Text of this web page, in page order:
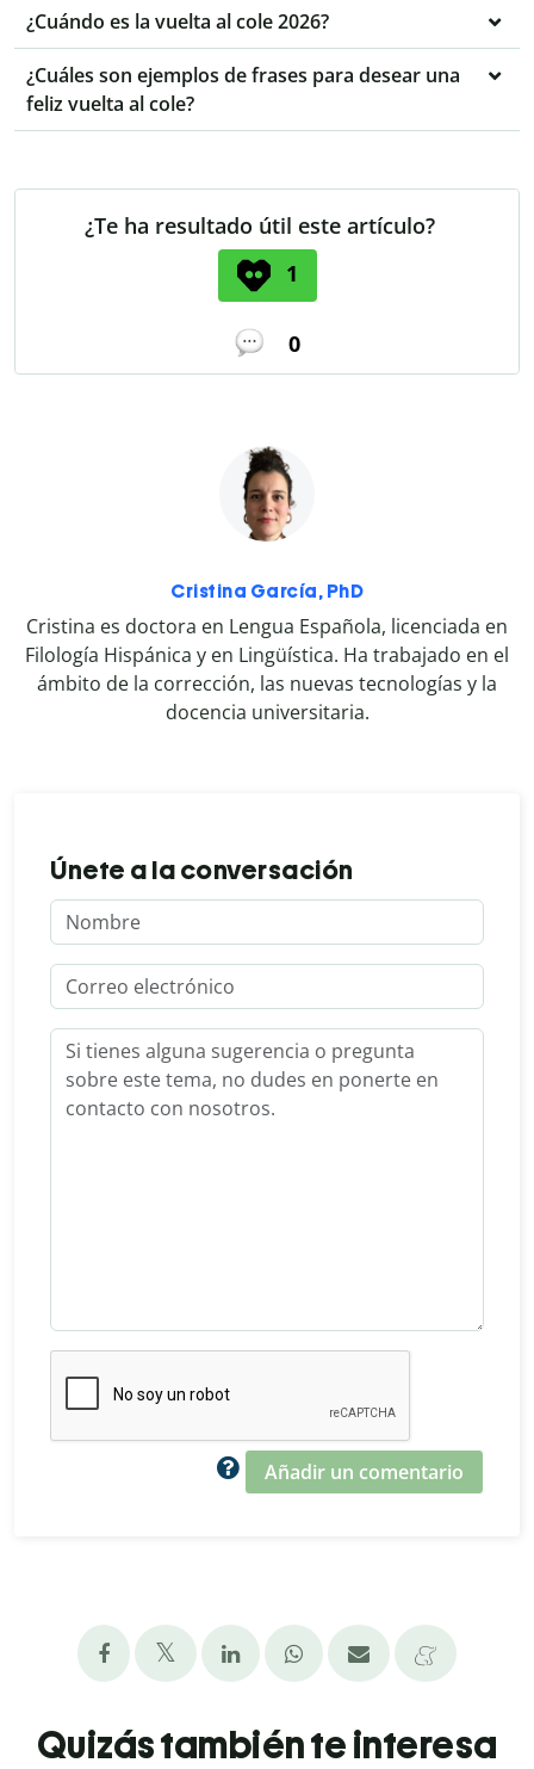
¿Cuándo es la vuelta al cole 2026?
¿Cuáles son ejemplos de frases para desear una
feliz vuelta al cole?
¿Te ha resultado útil este artículo?
1
0
Cristina García, PhD
Cristina es doctora en Lengua Española, licenciada en
Filología Hispánica y en Lingüística. Ha trabajado en el
ámbito de la corrección, las nuevas tecnologías y la
docencia universitaria.
Únete a la conversación
Añadir un comentario
Quizás también te interesa